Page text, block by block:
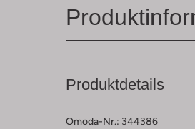
Produktdetails
Omoda-Nr.: 344386